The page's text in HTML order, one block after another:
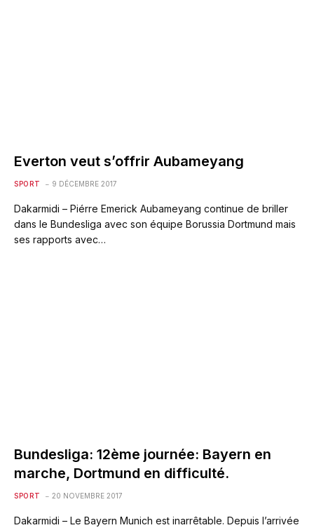
Everton veut s’offrir Aubameyang
SPORT 9 DÉCEMBRE 2017
Dakarmidi – Piérre Emerick Aubameyang continue de briller
dans le Bundesliga avec son équipe Borussia Dortmund mais
ses rapports avec…
Bundesliga: 12ème journée: Bayern en
marche, Dortmund en difficulté.
SPORT 20 NOVEMBRE 2017
Dakarmidi – Le Bayern Munich est inarrêtable. Depuis l’arrivée